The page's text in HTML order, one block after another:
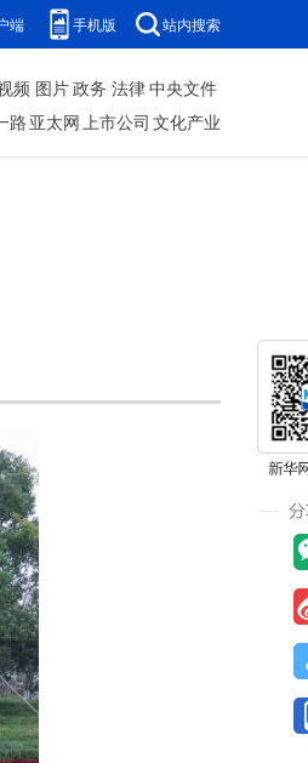
端 手机版 站内搜索
频 图片政务 法律中央文件
路 亚太网上市公司 文化产业